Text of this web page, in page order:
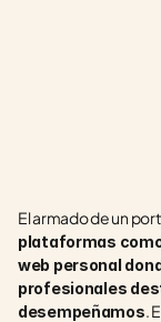
El armado de un
plataformas
web personal
profesionales
desempeñamos.